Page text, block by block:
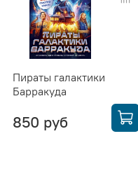
Пираты галактики
Барракуда
850 руб